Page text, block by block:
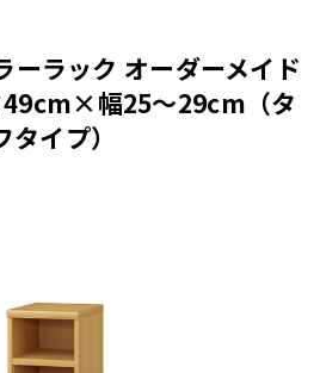
ーラック オーダーメイド
幅25～29cm（タ
タイプ）